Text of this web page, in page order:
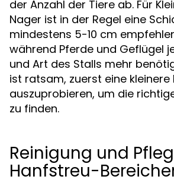
der Anzahl der Tiere ab. Für
Nager ist in der Regel eine
mindestens 5-10 cm
während Pferde und Geflügel
und Art des Stalls mehr
ist ratsam, zuerst eine kleinere
auszuprobieren, um die
zu finden.
Reinigung und
Hanfstreu-